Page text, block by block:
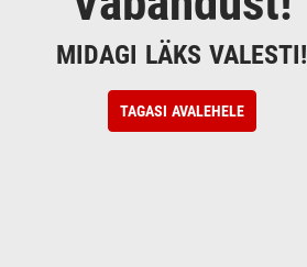
MIDAGI LÄKS VALESTI!
TAGASI AVALEHELE